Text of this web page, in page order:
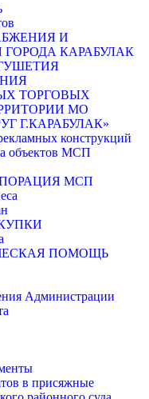
И
КАРАБУЛАК
ТОРГОВЫХ
МО
Г.КАРАБУЛАК»
конструкций
объектов МСП
МСП
ПОМОЩЬ
Администрации
в присяжные